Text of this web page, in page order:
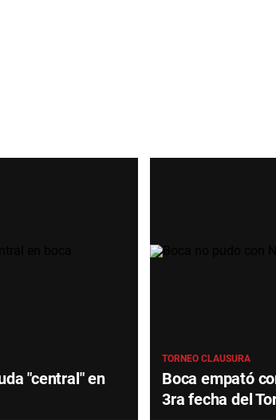
"central" en
TORNEO CLAUSURA
Boca empató
3ra fecha del